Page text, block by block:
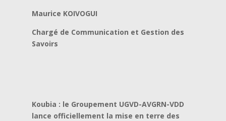
Maurice KOIVOGUI
Chargé de Communication et Gestion des
Savoirs
Koubia : le Groupement UGVD-AVGRN-VDD
lance officiellement la mise en terre des